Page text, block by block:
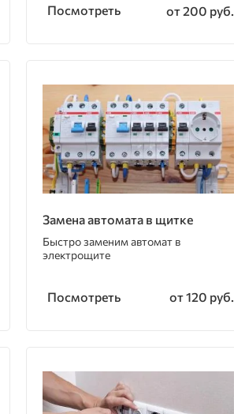
Посмотреть от 200 руб.
Замена автомата в щитке
Быстро заменим автомат в
электрощите
Посмотреть от 120 руб.